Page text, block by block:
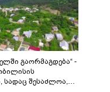
გაორმაგდება“ -
სადაც შესაძლოა,